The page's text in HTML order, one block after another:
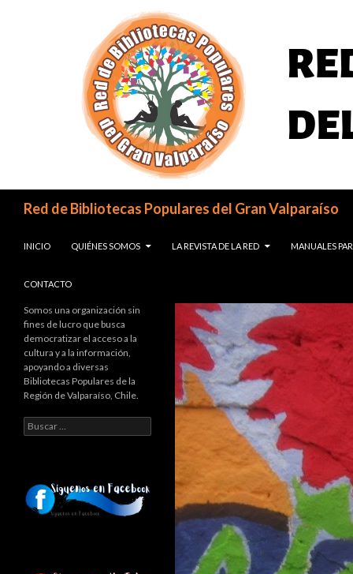
Red de Bibliotecas Populares del Gran Valparaíso
INICIO
QUIÉNES SOMOS LA REVISTA DE LA RED MANUALES
CONTACTO
Somos una organización sin
fines de lucro que busca
democratizar el acceso a la
cultura y a la información,
apoyando a diversas
Bibliotecas Populares de la
Región de Valparaíso, Chile.
Buscar: